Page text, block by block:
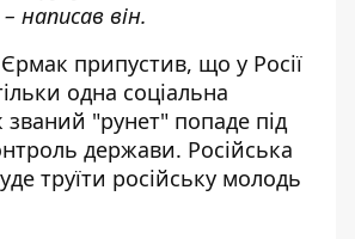
написав він.
припустив, що у Росії
одна соціальна
"рунет" попаде під
держави. Російська
труїти російську молодь